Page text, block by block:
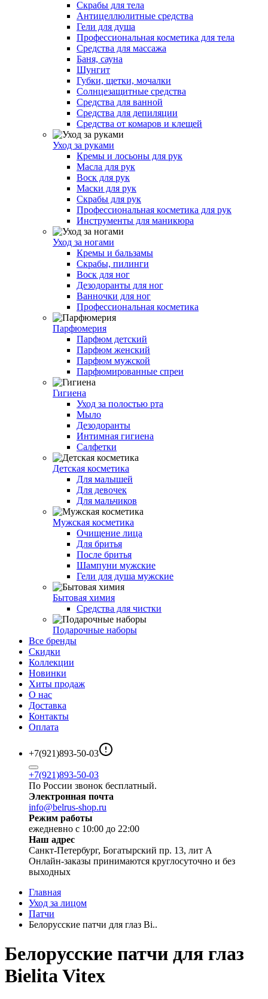
Скрабы для тела
Антицеллюлитные средства
Гели для душа
Профессиональная косметика для тела
Средства для массажа
Баня, сауна
Шунгит
Губки, щетки, мочалки
Солнцезащитные средства
Средства для ванной
Средства для депиляции
Средства от комаров и клещей
Уход за руками
Кремы и лосьоны для рук
Масла для рук
Воск для рук
Маски для рук
Скрабы для рук
Профессиональная косметика для рук
Инструменты для маникюра
Уход за ногами
Кремы и бальзамы
Скрабы, пилинги
Воск для ног
Дезодоранты для ног
Ванночки для ног
Профессиональная косметика
Парфюмерия
Парфюм детский
Парфюм женский
Парфюм мужской
Парфюмированные спреи
Гигиена
Уход за полостью рта
Мыло
Дезодоранты
Интимная гигиена
Салфетки
Детская косметика
Для малышей
Для девочек
Для мальчиков
Мужская косметика
Очищение лица
Для бритья
После бритья
Шампуни мужские
Гели для душа мужские
Бытовая химия
Средства для чистки
Подарочные наборы
Все бренды
Скидки
Коллекции
Новинки
Хиты продаж
О нас
Доставка
Контакты
Оплата
+7(921)893-50-03
+7(921)893-50-03
По России звонок бесплатный.
Электронная почта
info@belrus-shop.ru
Режим работы
ежедневно с 10:00 до 22:00
Наш адрес
Санкт-Петербург, Богатырский пр. 13, лит А
Онлайн-заказы принимаются круглосуточно и без
выходных
Главная
Уход за лицом
Патчи
Белорусские патчи для глаз Bi..
Белорусские патчи для глаз
Bielita Vitex